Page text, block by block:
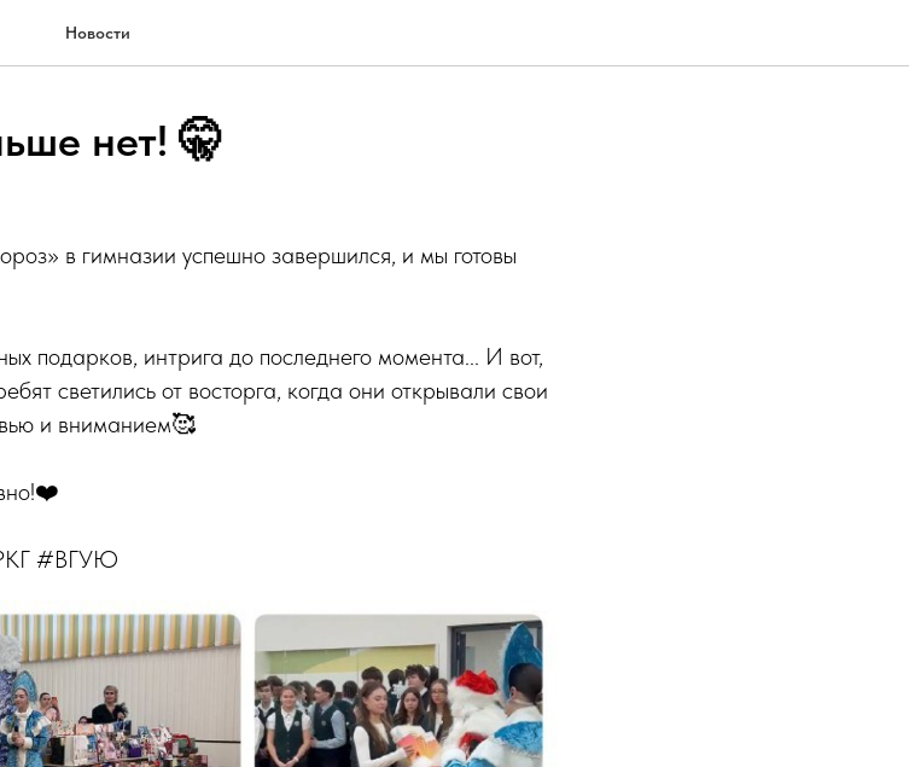
Новости
нет! 🤫
в гимназии успешно завершился, и мы готовы
подарков, интрига до последнего момента... И вот,
светились от восторга, когда они открывали свои
и вниманием🥰
#ВГУЮ